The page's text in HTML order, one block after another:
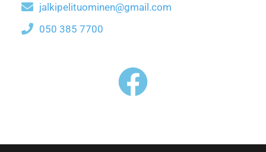
jalkipelituominen@gmail.com
050 385 7700